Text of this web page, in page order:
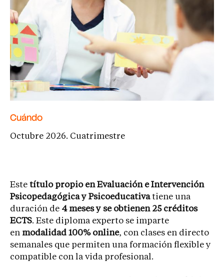
Cuándo
Octubre 2026. Cuatrimestre
Este título propio en Evaluación e Intervención
Psicopedagógica y Psicoeducativatiene una
duración de 4 meses y se obtienen 25 créditos
ECTS. Este diploma experto se imparte
en modalidad 100% online, con clases en directo
semanales que permiten una formación flexible y
compatible con la vida profesional.